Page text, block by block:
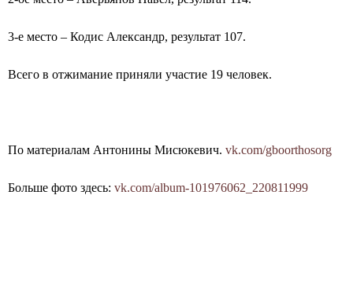
3-е место – Кодис Александр, результат 107.
Всего в отжимание приняли участие 19 человек.
По материалам Антонины Мисюкевич. vk.com/gboorthosorg
Больше фото здесь: vk.com/album-101976062_220811999